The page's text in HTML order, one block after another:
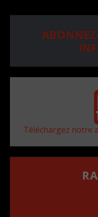
Téléchargez notre